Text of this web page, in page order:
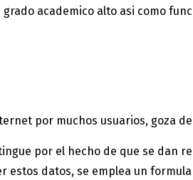
academico alto asi­ como
por muchos usuarios, goza
por el hecho de que se dan
estos datos, se emplea un